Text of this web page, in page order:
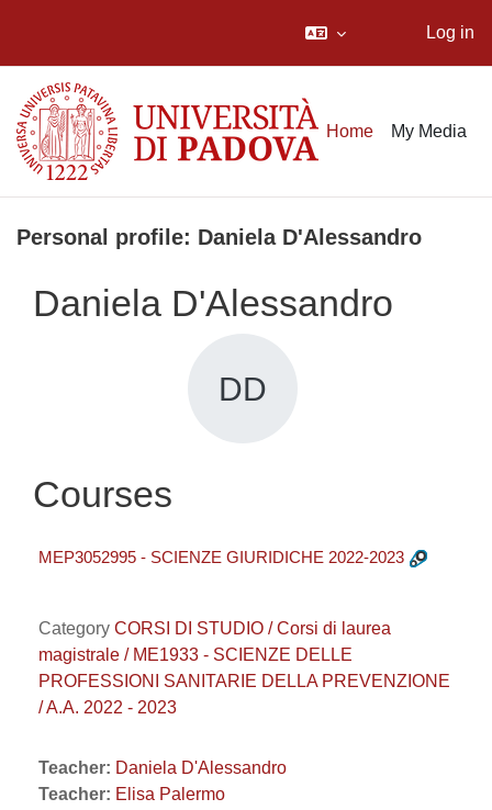
Log in
Home My Media
Personal profile: Daniela D'Alessandro
Daniela D'Alessandro
DD
Courses
MEP3052995 - SCIENZE GIURIDICHE 2022-2023
Category CORSI DI STUDIO / Corsi di laurea
magistrale / ME1933 - SCIENZE DELLE
PROFESSIONI SANITARIE DELLA PREVENZIONE
/ A.A. 2022 - 2023
Teacher: Daniela D'Alessandro
Teacher: Elisa Palermo